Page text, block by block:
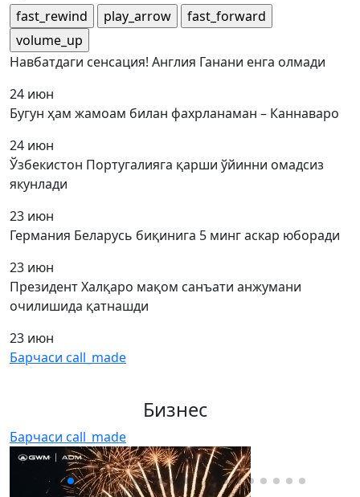
fast_rewind play_arrow
fast_forward
volume_up
Навбатдаги сенсация! Англия Ганани енга олмади
24 июн
Бугун ҳам жамоам билан фахрланаман – Каннаваро
24 июн
Ўзбекистон Португалияга қарши ўйинни омадсиз
якунлади
23 июн
Германия Беларусь биқинига 5 минг аскар юборади
23 июн
Президент Халқаро мақом санъати анжумани
очилишида қатнашди
23 июн
Барчаси call_made
Бизнес
Барчаси call_made